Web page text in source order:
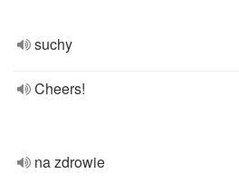
suchy
Cheers!
na zdrowie